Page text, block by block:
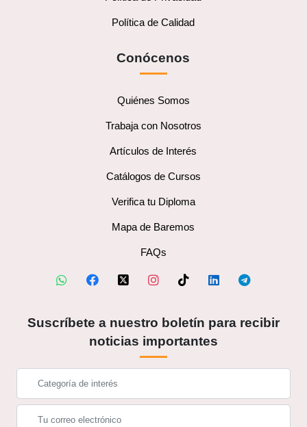
Política de Calidad
Conócenos
Quiénes Somos
Trabaja con Nosotros
Artículos de Interés
Catálogos de Cursos
Verifica tu Diploma
Mapa de Baremos
FAQs
Suscríbete a nuestro boletín para recibir
noticias importantes